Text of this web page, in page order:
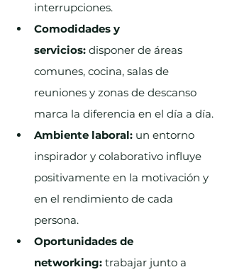
interrupciones.
Comodidades y
servicios: disponer de áreas
comunes, cocina, salas de
reuniones y zonas de descanso
marca la diferencia en el día a día.
Ambiente laboral: un entorno
inspirador y colaborativo influye
positivamente en la motivación y
en el rendimiento de cada
persona.
Oportunidades de
networking: trabajar junto a